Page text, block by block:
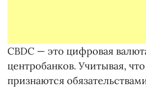
CBDC — это цифровая
центробанков. Учитывая,
признаются